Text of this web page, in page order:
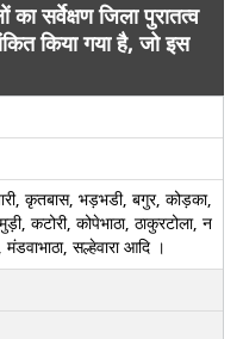
सर्वेक्षण जिला पुरातत्व
किया गया है, जो इस
कृतबास, भड़भडी, बगुर, कोड़का,
कटोरी, कोपेभाठा, ठाकुरटोला, न
मंडवाभाठा, सल्हेवारा आदि ।